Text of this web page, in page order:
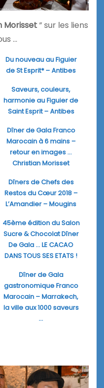
Morisset” sur les liens
…
Du nouveau au Figuier
de St Esprit* – Antibes
Saveurs, couleurs,
harmonie au Figuier de
Saint Esprit – Antibes
Dîner de Gala Franco
Marocain à 6 mains –
retour en images …
Christian Morisset
Dîners de Chefs des
Restos du Cœur 2018 –
L’Amandier – Mougins
45ème édition du Salon
Sucre & Chocolat Dîner
De Gala … LE CACAO
DANS TOUS SES ETATS !
Dîner de Gala
gastronomique Franco
Marocain – Marrakech,
la ville aux 1000 saveurs
…